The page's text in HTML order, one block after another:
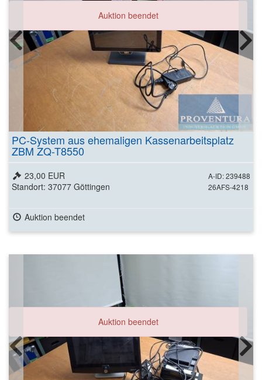
Auktion beendet
PC-System aus ehemaligen Kassenarbeitsplatz
ZBM ZQ-T8550
A-ID: 239488
26AFS-4218
23,00 EUR
Standort: 37077 Göttingen
Auktion beendet
Auktion beendet